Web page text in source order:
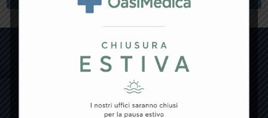
Non hai trovato il prodotto che
cercavi?